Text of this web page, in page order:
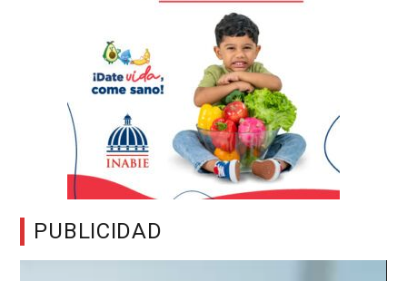
PUBLICIDAD